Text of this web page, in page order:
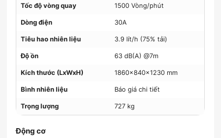
Tốc độ vòng quay 1500 Vòng/phút
Dòng điện 30A
Tiêu hao nhiên liệu 3.9 lít/h (75% tải)
Độ ồn 63 dB(A) @7m
Kích thước (LxWxH) 1860x840x1230 mm
Bình nhiên liệu Báo giá chi tiết
Trọng lượng 727 kg
Động cơ